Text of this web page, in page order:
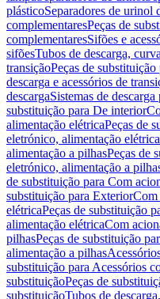
plásticoSeparadores de urinol
complementaresPeças de
complementaresSifões e
sifõesTubos de descarga,
transiçãoPeças de
descarga e acessórios de
descargaSistemas de
substituição para De interior
alimentação elétricaPeças de
eletrónico, alimentação elétrica
alimentação a pilhasPeças de
eletrónico, alimentação a
de substituição para Com
substituição para ExteriorCom
elétricaPeças de substituição
alimentação elétricaCom
pilhasPeças de substituição
alimentação a pilhas
substituição para Acessórios
substituiçãoPeças de
substituiçãoTubos de